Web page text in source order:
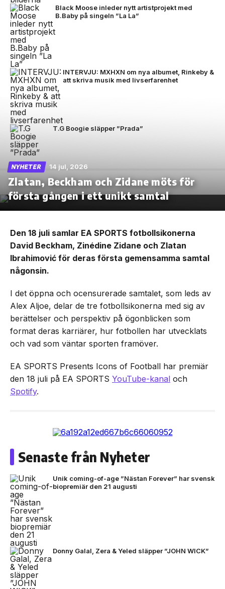
Black Moose inleder nytt artistprojekt med
B.Baby på singeln ”La La”
INTERVJU: MXHXN om nya albumet, Rinkeby &
att skriva musik med livserfarenhet
T.G Boogie släpper ”Prada”
NYHETER 14 jul, 2026
Zlatan, Beckham och Zidane möts för
första gången i ett unikt samtal
Den 18 juli samlar EA SPORTS fotbollsikonerna
David Beckham, Zinédine Zidane och Zlatan
Ibrahimović för deras första gemensamma samtal
någonsin.
I det öppna och ocensurerade samtalet, som leds av
Alex Aljoe, delar de tre fotbollsikonerna med sig av
berättelser och perspektiv på ögonblicken som
format deras karriärer, hur fotbollen har utvecklats
och vad som väntar sporten framöver.
EA SPORTS Presents Icons of Football har premiär
den 18 juli på EA SPORTS YouTube-kanal och
Spotify.
Senaste från Nyheter
Unik coming-of-age ”Nästan Forever” har svensk
biopremiär den 21 augusti
Donny Galal, Zera & Yeled släpper ”JOHN WICK”